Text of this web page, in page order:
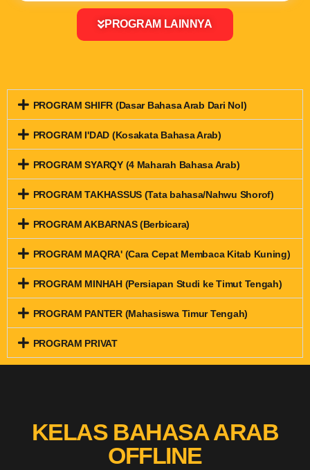
PROGRAM LAINNYA
PROGRAM SHIFR (Dasar Bahasa Arab Dari Nol)
PROGRAM I'DAD (Kosakata Bahasa Arab)
PROGRAM SYARQY (4 Maharah Bahasa Arab)
PROGRAM TAKHASSUS (Tata bahasa/Nahwu Shorof)
PROGRAM AKBARNAS (Berbicara)
PROGRAM MAQRA' (Cara Cepat Membaca Kitab Kuning)
PROGRAM MINHAH (Persiapan Studi ke Timut Tengah)
PROGRAM PANTER (Mahasiswa Timur Tengah)
PROGRAM PRIVAT
KELAS BAHASA ARAB
OFFLINE